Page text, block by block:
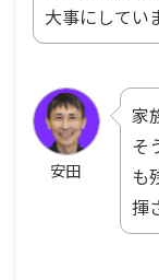
大事にしてい
安田
家
そ
も
揮